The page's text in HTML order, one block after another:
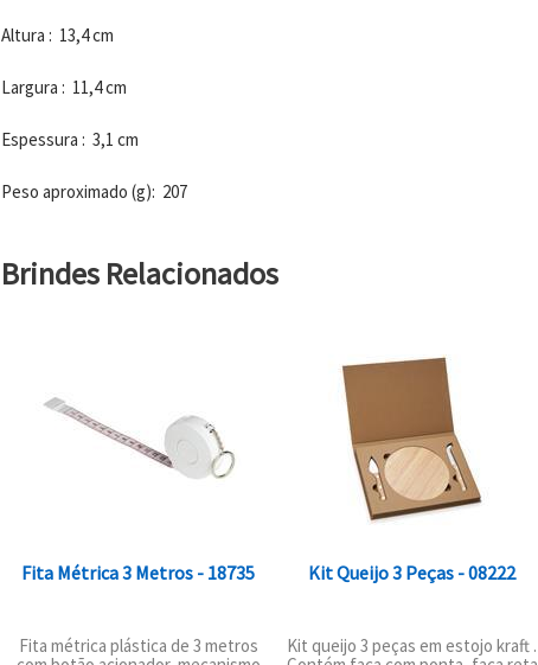
Altura : 13,4 cm
Largura : 11,4 cm
Espessura : 3,1 cm
Peso aproximado (g): 207
Brindes Relacionados
Fita Métrica 3 Metros - 18735
Fita métrica plástica de 3 metros
Kit Queijo 3 Peças - 08222
Kit queijo 3 peças em estojo kraft .